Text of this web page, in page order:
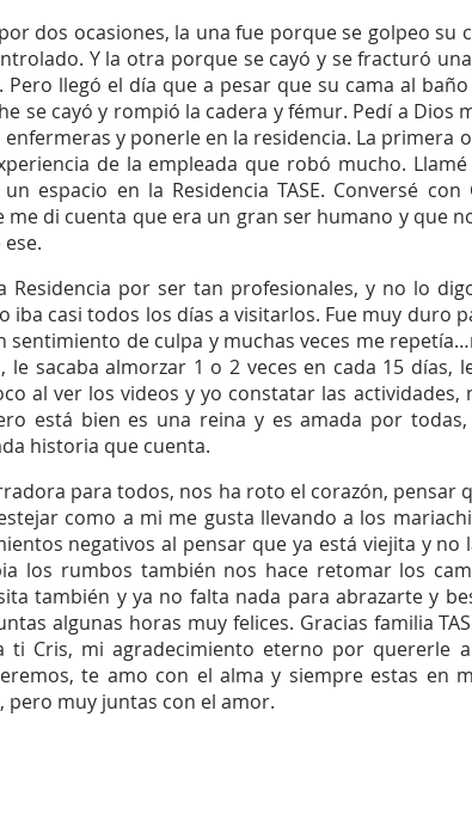
dos ocasiones, la una fue porque se golpeo su
Y la otra porque se cayó y se fracturó
llegó el día que a pesar que su cama al
se cayó y rompió la cadera y fémur. Pedí a Dios
y ponerle en la residencia. La primera
de la empleada que robó mucho.
espacio en la Residencia TASE. Conversé con
di cuenta que era un gran ser humano y que
Residencia por ser tan profesionales, y no lo
iba casi todos los días a visitarlos. Fue muy duro
sentimiento de culpa y muchas veces me
sacaba almorzar 1 o 2 veces en cada 15 días,
al ver los videos y yo constatar las actividades,
está bien es una reina y es amada por
historia que cuenta.
para todos, nos ha roto el corazón, pensar
como a mi me gusta llevando a los
negativos al pensar que ya está viejita y no
los rumbos también nos hace retomar los
también y ya no falta nada para abrazarte y
algunas horas muy felices. Gracias familia
ti Cris, mi agradecimiento eterno por quererle
te amo con el alma y siempre estas en
pero muy juntas con el amor.